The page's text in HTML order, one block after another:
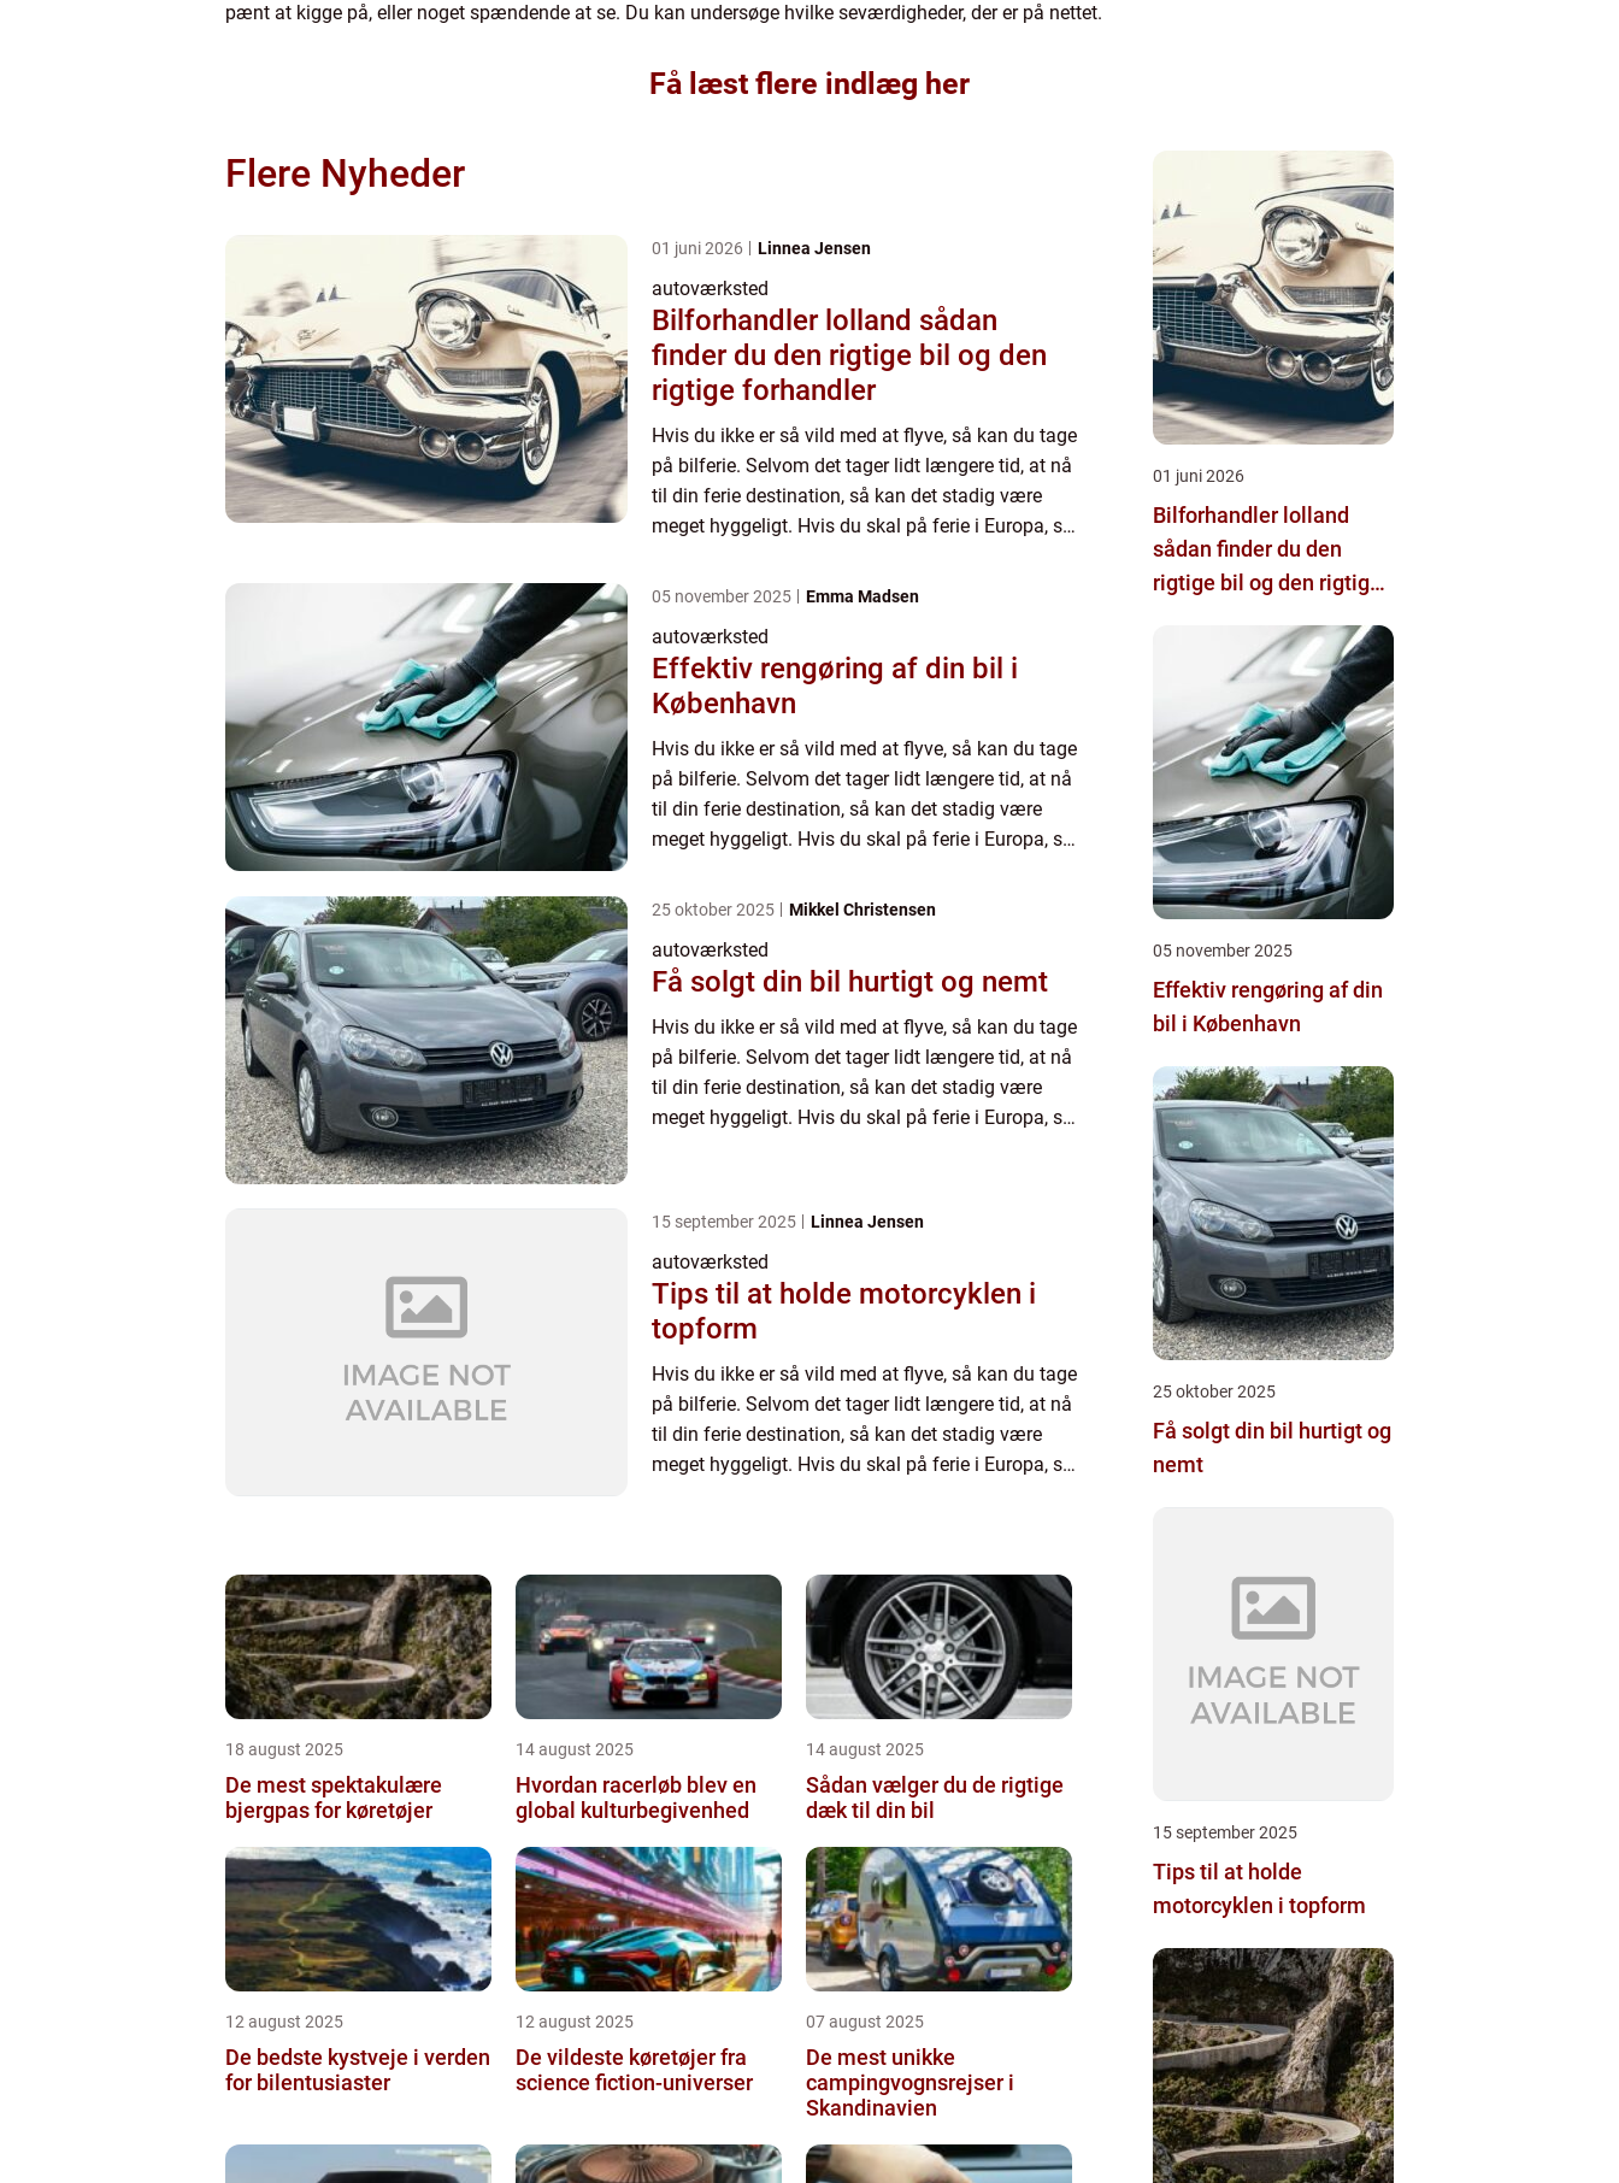
pænt at kigge på, eller noget spændende at se. Du kan undersøge hvilke seværdigheder, der er på nettet.
Få læst flere indlæg her
Flere Nyheder
01 juni 2026 Linnea Jensen
autoværksted
Bilforhandler lolland sådan
finder du den rigtige bil og den
rigtige forhandler
Hvis du ikke er så vild med at flyve, så kan du tage
på bilferie. Selvom det tager lidt længere tid, at nå
til din ferie destination, så kan det stadig være
meget hyggeligt. Hvis du skal på ferie i Europa, så
05 november 2025 Emma Madsen
autoværksted
Effektiv rengøring af din bil i
København
Hvis du ikke er så vild med at flyve, så kan du tage
på bilferie. Selvom det tager lidt længere tid, at nå
til din ferie destination, så kan det stadig være
meget hyggeligt. Hvis du skal på ferie i Europa, så
25 oktober 2025 Mikkel Christensen
autoværksted
Få solgt din bil hurtigt og nemt
Hvis du ikke er så vild med at flyve, så kan du tage
på bilferie. Selvom det tager lidt længere tid, at nå
til din ferie destination, så kan det stadig være
meget hyggeligt. Hvis du skal på ferie i Europa, så
15 september 2025 Linnea Jensen
autoværksted
Tips til at holde motorcyklen i
topform
Hvis du ikke er så vild med at flyve, så kan du tage
på bilferie. Selvom det tager lidt længere tid, at nå
til din ferie destination, så kan det stadig være
meget hyggeligt. Hvis du skal på ferie i Europa, så
18 august 2025
De mest spektakulære
bjergpas for køretøjer
14 august 2025
Hvordan racerløb blev en
global kulturbegivenhed
14 august 2025
Sådan vælger du de rigtige
dæk til din bil
12 august 2025
De bedste kystveje i verden
for bilentusiaster
12 august 2025
De vildeste køretøjer fra
science fiction-universer
07 august 2025
De mest unikke
campingvognsrejser i
Skandinavien
01 juni 2026
Bilforhandler lolland
sådan finder du den
rigtige bil og den rigtige
05 november 2025
Effektiv rengøring af din
bil i København
25 oktober 2025
Få solgt din bil hurtigt og
nemt
15 september 2025
Tips til at holde
motorcyklen i topform